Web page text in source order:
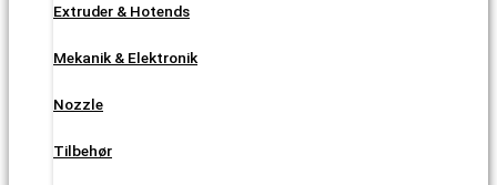
Extruder & Hotends
Mekanik & Elektronik
Nozzle
Tilbehør